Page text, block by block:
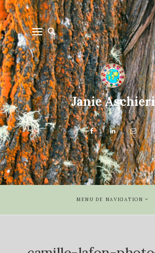
Janie Aschieri
MENU DE NAVIGATION